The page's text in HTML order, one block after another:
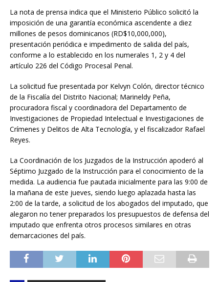
La nota de prensa indica que el Ministerio Público solicitó la
imposición de una garantía económica ascendente a diez
millones de pesos dominicanos (RD$10,000,000),
presentación periódica e impedimento de salida del país,
conforme a lo establecido en los numerales 1, 2 y 4 del
artículo 226 del Código Procesal Penal.
La solicitud fue presentada por Kelvyn Colón, director técnico
de la Fiscalía del Distrito Nacional; Marineldy Peña,
procuradora fiscal y coordinadora del Departamento de
Investigaciones de Propiedad Intelectual e Investigaciones de
Crímenes y Delitos de Alta Tecnología, y el fiscalizador Rafael
Reyes.
La Coordinación de los Juzgados de la Instrucción apoderó al
Séptimo Juzgado de la Instrucción para el conocimiento de la
medida. La audiencia fue pautada inicialmente para las 9:00 de
la mañana de este jueves, siendo luego aplazada hasta las
2:00 de la tarde, a solicitud de los abogados del imputado, que
alegaron no tener preparados los presupuestos de defensa del
imputado que enfrenta otros procesos similares en otras
demarcaciones del país.